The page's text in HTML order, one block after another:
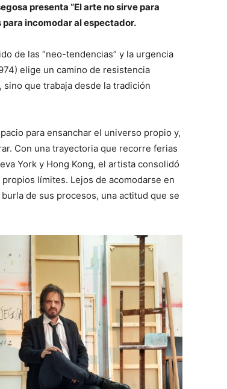
presenta “El arte no sirve para
para incomodar al espectador.
de las “neo-tendencias” y la urgencia
elige un camino de resistencia
sino que trabaja desde la tradición
para ensanchar el universo propio y,
Con una trayectoria que recorre ferias
York y Hong Kong, el artista consolidó
límites. Lejos de acomodarse en
de sus procesos, una actitud que se